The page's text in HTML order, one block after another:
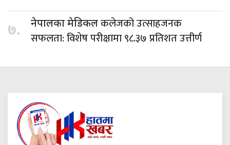
७. नेपालका मेडिकलकलेजको उत्साहजनक
सफलता: विशेष परीक्षामा ९८.३७ प्रतिशत उत्तीर्ण